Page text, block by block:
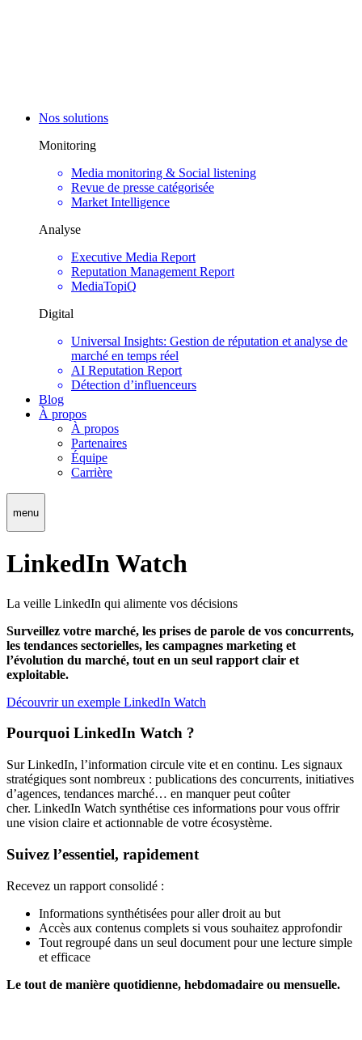
Nos solutions
Monitoring
Media monitoring & Social listening
Revue de presse catégorisée
Market Intelligence
Analyse
Executive Media Report
Reputation Management Report
MediaTopiQ
Digital
Universal Insights: Gestion de réputation et analyse de
marché en temps réel
AI Reputation Report
Détection d’influenceurs
Blog
À propos
À propos
Partenaires
Équipe
Carrière
menu
LinkedIn Watch
La veille LinkedIn qui alimente vos décisions
Surveillez votre marché, les prises de parole de vos concurrents,
les tendances sectorielles, les campagnes marketing et
l’évolution du marché, tout en un seul rapport clair et
exploitable.
Découvrir un exemple LinkedIn Watch
Pourquoi LinkedIn Watch ?
Sur LinkedIn, l’information circule vite et en continu. Les signaux
stratégiques sont nombreux : publications des concurrents, initiatives
d’agences, tendances marché… en manquer peut coûter
cher. LinkedIn Watch synthétise ces informations pour vous offrir
une vision claire et actionnable de votre écosystème.
Suivez l’essentiel, rapidement
Recevez un rapport consolidé :
Informations synthétisées pour aller droit au but
Accès aux contenus complets si vous souhaitez approfondir
Tout regroupé dans un seul document pour une lecture simple
et efficace
Le tout de manière quotidienne, hebdomadaire ou mensuelle.